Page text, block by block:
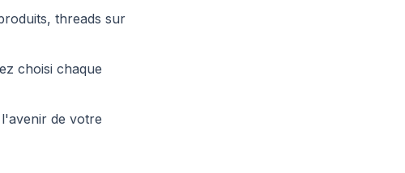
threads sur
choisi chaque
de votre